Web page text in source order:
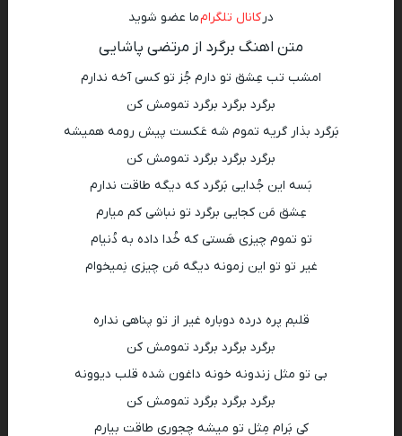
در کانال تلگرامما عضو شوید
متن اهنگ برگرد از مرتضی پاشایی
امشب تب عِشق تو دارم جُز تو کسی آخه ندارم
برگرد برگرد برگرد تمومش کن
بَرگرد بذار گریه تموم شه عَکست پیش رومه همیشه
برگرد برگرد برگرد تمومش کن
بَسه این جُدایی بَرگرد که دیگه طاقت ندارم
عِشق مَن کجایی برگرد تو نباشی کم میارم
تو تموم چیزی هَستی که خُدا داده به دُنیام
غیر تو تو این زمونه دیگه مَن چیزی نِمیخوام
قلبم پره درده دوباره غیر از تو پناهی نداره
برگرد برگرد برگرد تمومش کن
بی تو مثل زندونه خونه داغون شده قلب دیوونه
برگرد برگرد برگرد تمومش کن
کی بَرام مِثل تو میشه چجوری طاقت بیارم